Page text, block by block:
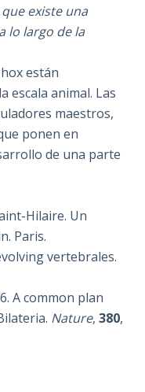
existe una
lo largo de la
están
escala animal. Las
maestros,
ponen en
de una parte
Hilaire. Un
Paris.
vertebrales.
A common plan
Nature, 380,